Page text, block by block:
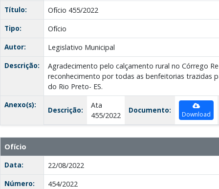
Título:
Ofício 455/2022
Tipo:
Ofício
Autor:
Legislativo Municipal
Descrição:
Agradecimento pelo calçamento rural no Córrego
reconhecimento por todas as benfeitorias trazidas
do Rio Preto- ES.
Anexo(s):
Descrição:
Ata
455/2022
Documento: Download
Ofício
Data:
22/08/2022
Número:
454/2022